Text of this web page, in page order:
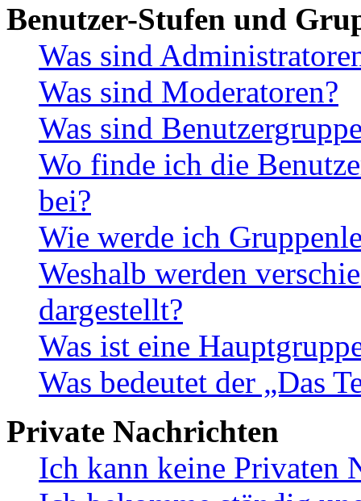
Benutzer-Stufen und
Was sind
Was sind Moderatoren?
Was sind
Wo finde ich die
bei?
Wie werde ich
Weshalb werden
dargestellt?
Was ist eine
Was bedeutet der „Das
Private Nachrichten
Ich kann keine Privaten